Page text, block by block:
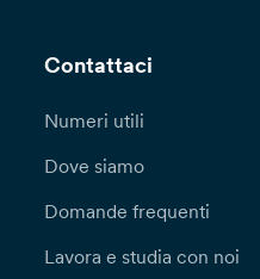
Contattaci
Numeri utili
Dove siamo
Domande frequenti
Lavora e studia con noi